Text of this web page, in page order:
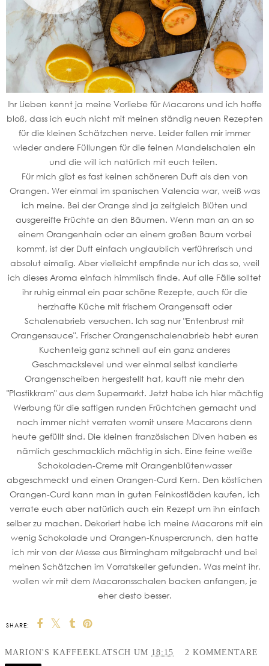
Ihr Lieben kennt ja meine Vorliebe für Macarons und ich hoffe
bloß, dass ich euch nicht mit meinen ständig neuen Rezepten
für die kleinen Schätzchen nerve. Leider fallen mir immer
wieder andere Füllungen für die feinen Mandelschalen ein
und die will ich natürlich mit euch teilen.
Für mich gibt es fast keinen schöneren Duft als den von
Orangen. Wer einmal im spanischen Valencia war, weiß was
ich meine. Bei der Orange sind ja zeitgleich Blüten und
ausgereifte Früchte an den Bäumen. Wenn man an an so
einem Orangenhain oder an einem großen Baum vorbei
kommt, ist der Duft einfach unglaublich verführerisch und
absolut eimalig. Aber vielleicht empfinde nur ich das so, weil
ich dieses Aroma einfach himmlisch finde. Auf alle Fälle solltet
ihr ruhig einmal ein paar schöne Rezepte, auch für die
herzhafte Küche mit frischem Orangensaft oder
Schalenabrieb versuchen. Ich sag nur "Entenbrust mit
Orangensauce". Frischer Orangenschalenabrieb hebt euren
Kuchenteig ganz schnell auf ein ganz anderes
Geschmackslevel und wer einmal selbst kandierte
Orangenscheiben hergestellt hat, kauft nie mehr den
"Plastikkram" aus dem Supermarkt. Jetzt habe ich hier mächtig
Werbung für die saftigen runden Früchtchen gemacht und
noch immer nicht verraten womit unsere Macarons denn
heute gefüllt sind. Die kleinen französischen Diven haben es
nämlich geschmacklich mächtig in sich. Eine feine weiße
Schokoladen-Creme mit Orangenblütenwasser
abgeschmeckt und einen Orangen-Curd Kern. Den köstlichen
Orangen-Curd kann man in guten Feinkostläden kaufen, ich
verrate euch aber natürlich auch ein Rezept um ihn einfach
selber zu machen. Dekoriert habe ich meine Macarons mit ein
wenig Schokolade und Orangen-Knuspercrunch, den hatte
ich mir von der Messe aus Birmingham mitgebracht und bei
meinen Schätzchen im Vorratskeller gefunden. Was meint ihr,
wollen wir mit dem Macaronsschalen backen anfangen, je
eher desto besser.
SHARE:
MARION'S KAFFEEKLATSCH UM 18:15 2 KOMMENTARE